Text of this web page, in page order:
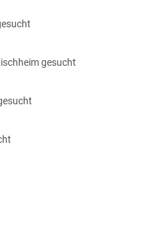
gesucht